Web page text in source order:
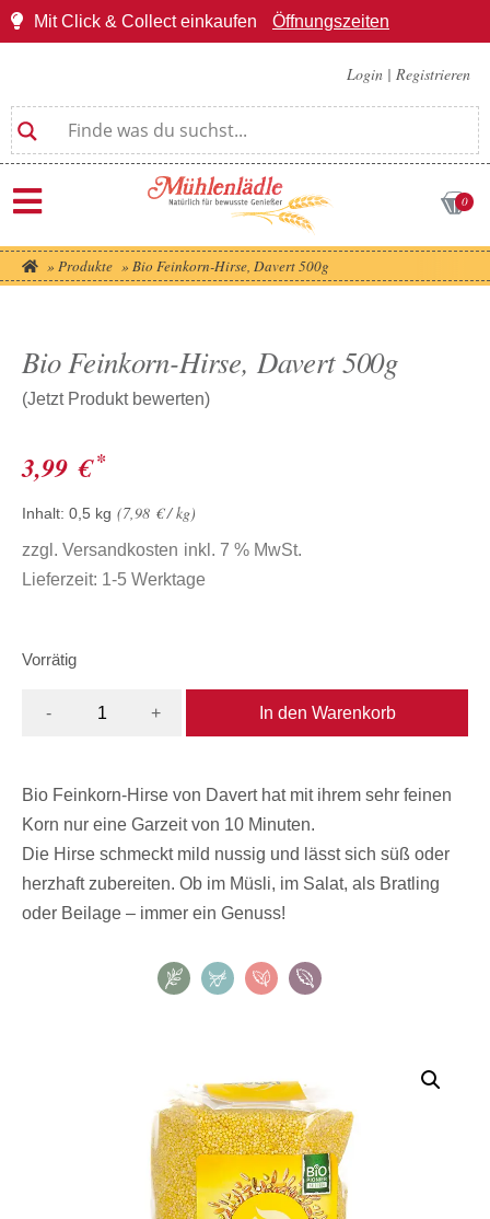
Mit Click & Collect einkaufen Öffnungszeiten
Login | Registrieren
0
» Produkte » Bio Feinkorn-Hirse, Davert 500g
Bio Feinkorn-Hirse, Davert 500g
(Jetzt Produkt bewerten)
3,99 € *
Inhalt: 0,5 kg 7,98 €/kg
zzgl. Versandkosten inkl. 7 % MwSt.
Lieferzeit: 1-5 Werktage
Vorrätig
- + In den Warenkorb
Bio Feinkorn-Hirse von Davert hat mit ihrem sehr feinen
Korn nur eine Garzeit von 10 Minuten.
Die Hirse schmeckt mild nussig und lässt sich süß oder
herzhaft zubereiten. Ob im Müsli, im Salat, als Bratling
oder Beilage – immer ein Genuss!